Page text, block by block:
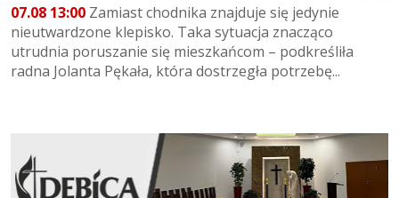
07.08 13:00 Zamiast chodnika znajduje się jedynie
nieutwardzone klepisko. Taka sytuacja znacząco
utrudnia poruszanie się mieszkańcom – podkreśliła
radna Jolanta Pękała, która dostrzegła potrzebę...